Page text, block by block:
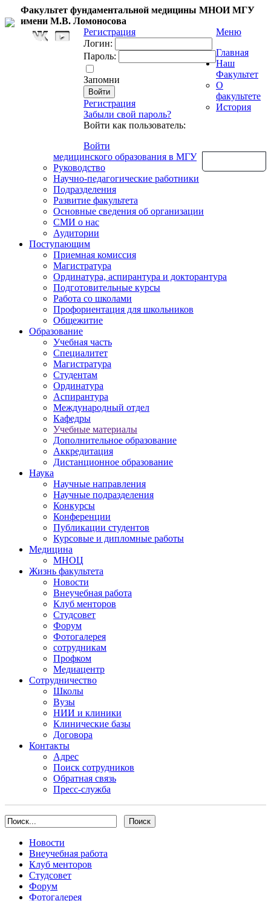
Факультет фундаментальной медицины МНОИ МГУ
имени М.В. Ломоносова
Регистрация
Логин:
Пароль:
Запомни
Регистрация
Забыли свой пароль?
Войти как пользователь:
Войти
Меню
Главная
Наш
Факультет
О
факультете
История
медицинского образования в МГУ
Руководство
Научно-педагогические работники
Подразделения
Развитие факультета
Основные сведения об организации
СМИ о нас
Аудитории
Поступающим
Приемная комиссия
Магистратура
Ординатура, аспирантура и докторантура
Подготовительные курсы
Работа со школами
Профориентация для школьников
Общежитие
Образование
Учебная часть
Специалитет
Магистратура
Студентам
Ординатура
Аспирантура
Международный отдел
Кафедры
Учебные материалы
Дополнительное образование
Аккредитация
Дистанционное образование
Наука
Научные направления
Научные подразделения
Конкурсы
Конференции
Публикации студентов
Курсовые и дипломные работы
Медицина
МНОЦ
Жизнь факультета
Новости
Внеучебная работа
Клуб менторов
Студсовет
Форум
Фотогалерея
сотрудникам
Профком
Медиацентр
Сотрудничество
Школы
Вузы
НИИ и клиники
Клинические базы
Договора
Контакты
Адрес
Поиск сотрудников
Обратная связь
Пресс-служба
Новости
Внеучебная работа
Клуб менторов
Студсовет
Форум
Фотогалерея